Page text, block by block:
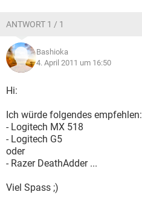
ANTWORT 1 / 1
Bashioka
4. April 2011 um 16:50
Hi:
Ich würde folgendes empfehlen:
- Logitech MX 518
- Logitech G5
oder
- Razer DeathAdder ...
Viel Spass ;)